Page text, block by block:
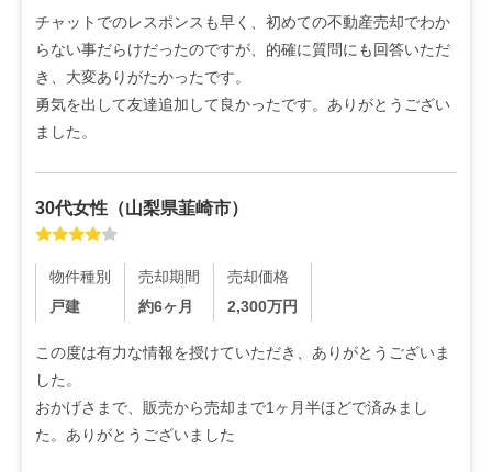
チャットでのレスポンスも早く、初めての不動産売却でわか
らない事だらけだったのですが、的確に質問にも回答いただ
き、大変ありがたかったです。
勇気を出して友達追加して良かったです。ありがとうござい
ました。
30代女性 （山梨県韮崎市）
物件種別
戸建
売却期間
約6ヶ月
売却価格
2,300万円
この度は有力な情報を授けていただき、ありがとうございま
した。
おかげさまで、販売から売却まで1ヶ月半ほどで済みまし
た。ありがとうございました